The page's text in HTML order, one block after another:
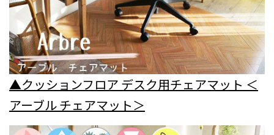
▲クッションフロア デスク用チェアマット ＜
アーブル チェアマット＞